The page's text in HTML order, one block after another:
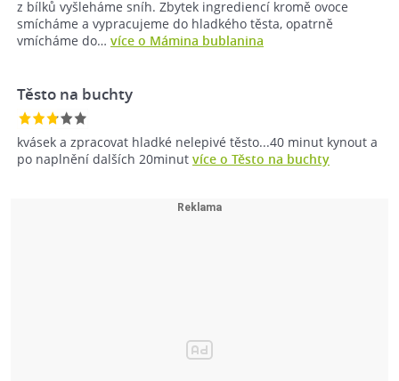
z bílků vyšleháme sníh. Zbytek ingrediencí kromě ovoce
smícháme a vypracujeme do hladkého těsta, opatrně
vmícháme do… více o Mámina bublanina
Těsto na buchty
kvásek a zpracovat hladké nelepivé těsto...40 minut kynout a
po naplnění dalších 20minut více o Těsto na buchty